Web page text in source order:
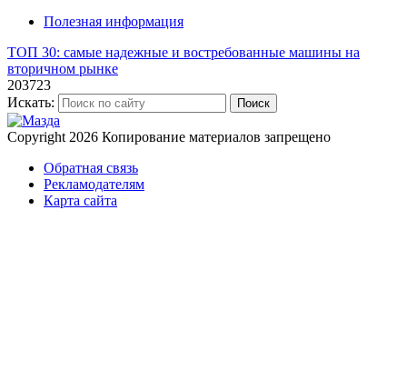
Полезная информация
ТОП 30: самые надежные и востребованные машины на
вторичном рынке
203723
Искать:
Поиск
Copyright 2026 Копирование материалов запрещено
Обратная связь
Рекламодателям
Карта сайта